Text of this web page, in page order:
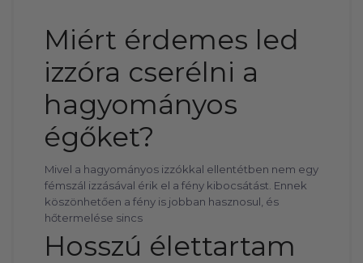
Miért érdemes led
izzóra cserélni a
hagyományos
égőket?
Mivel a hagyományos izzókkal ellentétben nem egy
fémszál izzásával érik el a fény kibocsátást. Ennek
köszönhetően a fény is jobban hasznosul, és
hőtermelése sincs
Hosszú élettartam